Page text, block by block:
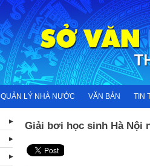
QUẢN LÝ NHÀ NƯỚC VĂN BẢN TIN
Giải bơi học sinh Hà Nội